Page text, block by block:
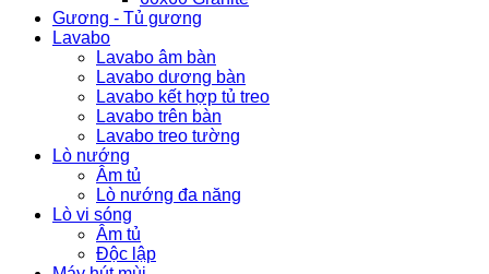
Gương - Tủ gương
Lavabo
Lavabo âm bàn
Lavabo dương bàn
Lavabo kết hợp tủ treo
Lavabo trên bàn
Lavabo treo tường
Lò nướng
Âm tủ
Lò nướng đa năng
Lò vi sóng
Âm tủ
Độc lập